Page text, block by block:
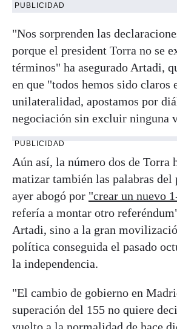
PUBLICIDAD
"Nos sorprenden las
porque el president Torra no se
términos" ha asegurado Artadi,
en que "todos hemos sido claros
unilateralidad, apostamos por
negociación sin excluir ninguna
PUBLICIDAD
Aún así, la número dos de Torra
matizar también las palabras del
ayer abogó por "crear un nuevo
refería a montar otro
Artadi, sino a la gran
política conseguida el pasado
la independencia.
"El cambio de gobierno en
superación del 155 no quiere
vuelto a la normalidad de hace